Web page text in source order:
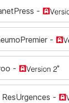
-
-
-
ResUrgences -